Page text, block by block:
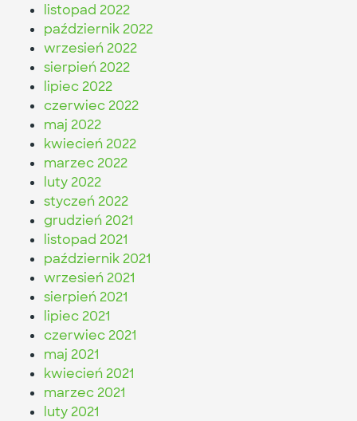
listopad 2022
październik 2022
wrzesień 2022
sierpień 2022
lipiec 2022
czerwiec 2022
maj 2022
kwiecień 2022
marzec 2022
luty 2022
styczeń 2022
grudzień 2021
listopad 2021
październik 2021
wrzesień 2021
sierpień 2021
lipiec 2021
czerwiec 2021
maj 2021
kwiecień 2021
marzec 2021
luty 2021